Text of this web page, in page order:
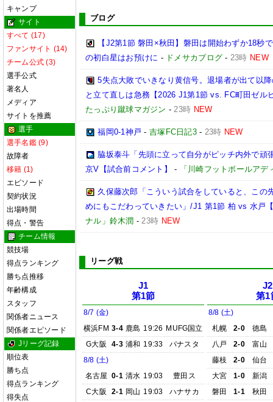
キャンプ
サイト
すべて (17)
ファンサイト (14)
チーム公式 (3)
選手公式
著名人
メディア
サイトを推薦
選手
選手名鑑 (9)
故障者
移籍 (1)
エピソード
契約状況
出場時間
得点・警告
チーム情報
競技場
得点ランキング
勝ち点推移
年齢構成
スタッフ
関係者ニュース
関係者エピソード
Jリーグ記録
順位表
勝ち点
得点ランキング
得失点
ブログ
【J2第1節 磐田×秋田】磐田は開始わずか18秒
の初白星はお預けに - ドメサカブログ - 23時 NEW
5失点大敗でいきなり黄信号。退場者が出て以
と立て直しは急務【2026 J1第1節 vs. FC町田ゼル
たっぷり蹴球マガジン -23時 NEW
福岡0-1神戸 - 吉塚FC日記3- 23時 NEW
脇坂泰斗「先頭に立って自分がピッチ内外で
京V【試合前コメント】
- 「川崎フットボールアデ
久保藤次郎「こういう試合をしていると、こ
めにもこだわっていきたい」/J1 第1節 柏 vs 水戸
ナル」鈴木潤 -23時 NEW
リーグ戦
J1
第1節
8/7 (金)
横浜FM 3-4 鹿島 19:26 MUFG国立
G大阪
4-3 浦和 19:33
パナスタ
8/8 (土)
名古屋 0-1 清水 19:03
豊田ス
C大阪
2-1 岡山 19:03
ハナサカ
J2
第1
8/8 (土)
札幌
2-0
徳島
八戸
2-0
富山
藤枝
2-0
仙台
大宮
1-0
新潟
磐田
1-1
秋田